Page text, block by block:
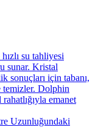
su tahliyesi
sunar. Kristal
sonuçları için tabanı,
temizler. Dolphin
emanet
Uzunluğundaki